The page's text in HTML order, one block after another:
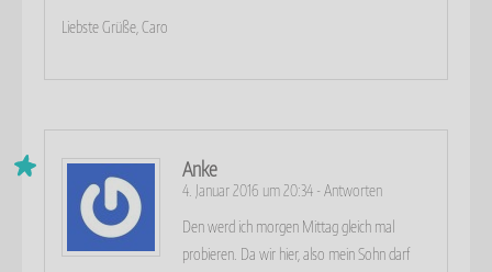
Liebste Grüße, Caro
Anke
4. Januar 2016 um 20:34 - Antworten
Den werd ich morgen Mittag gleich mal
probieren. Da wir hier, also mein Sohn darf